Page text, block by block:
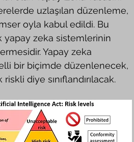
uzlaşılan düzenleme,
oyla kabul edildi. Bu
yapay zeka sistemlerinin
Yapay zeka
bir biçimde düzenlenecek,
diye sınıflandırılacak.